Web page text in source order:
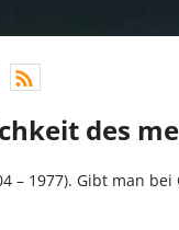
des
– 1977). Gibt man